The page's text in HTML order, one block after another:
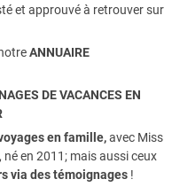
et approuvé à retrouver sur
ANNUAIRE
DE VACANCES EN
en famille,avec Miss
en 2011; mais aussi ceux
via des témoignages !